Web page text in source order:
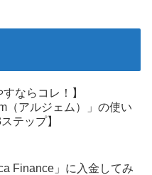
すならコレ！】
（アルジェム）」の使い
テップ】
Finance」に入金してみ